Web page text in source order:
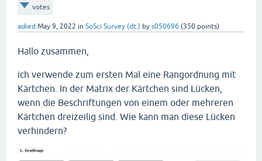
votes
asked May 9, 2022 in SoSci Survey (dt.) by s050696 (350 points)
Hallo zusammen,
ich verwende zum ersten Mal eine Rangordnung mit
Kärtchen. In der Matrix der Kärtchen sind Lücken,
wenn die Beschriftungen von einem oder mehreren
Kärtchen dreizeilig sind. Wie kann man diese Lücken
verhindern?